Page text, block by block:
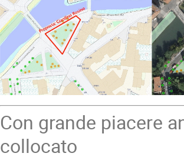
Con grande piacere
collocato